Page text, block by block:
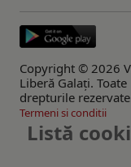
Copyright © 2026
Liberă Galaţi. Toate
drepturile
Termeni si conditii
Listă